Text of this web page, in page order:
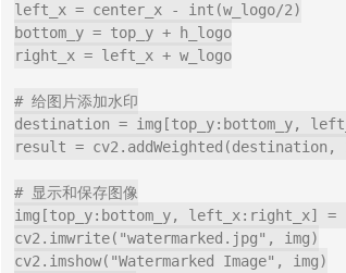
left_x = center_x - int(w_logo/2)
bottom_y = top_y + h_logo
right_x = left_x + w_logo
# 给图片添加水印
destination = img[top_y:bottom_y,
result =
# 显示和保存图像
img[top_y:bottom_y, left_x:right_x] =
cv2.imwrite("watermarked.jpg", img)
cv2.imshow("Watermarked Image", img)